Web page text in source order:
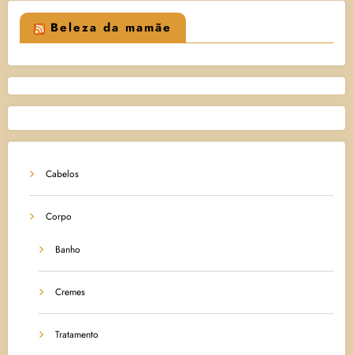
Beleza da mamãe
Cabelos
Corpo
Banho
Cremes
Tratamento